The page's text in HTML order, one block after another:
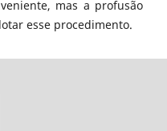
mas a profusão
esse procedimento.